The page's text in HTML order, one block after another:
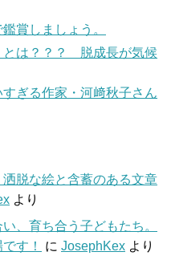
賞しましょう。
とは？？？ 脱成長が気候
ぎる作家・河﨑秋子さん
洒脱な絵と含蓄のある文章
より
、育ち合う子どもたち。
す！
に JosephKex より